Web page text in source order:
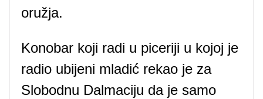
oružja.
Konobar koji radi u piceriji u kojoj je
radio ubijeni mladić rekao je za
Slobodnu Dalmaciju da je samo